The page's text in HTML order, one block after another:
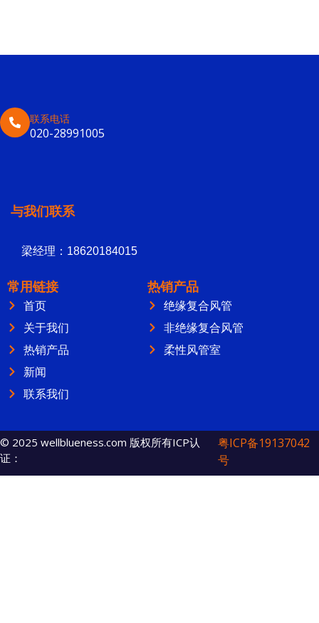
联系电话
020-28991005
与我们联系
梁经理：18620184015
常用链接
首页
关于我们
热销产品
新闻
联系我们
热销产品
绝缘复合风管
非绝缘复合风管
柔性风管室
© 2025 wellblueness.com 版权所有ICP认
证：
粤ICP备19137042
号